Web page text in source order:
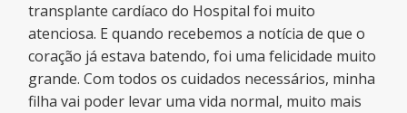
transplante cardíaco do Hospital foi muito
atenciosa. E quando recebemos a notícia de que o
coração já estava batendo, foi uma felicidade muito
grande. Com todos os cuidados necessários, minha
filha vai poder levar uma vida normal, muito mais